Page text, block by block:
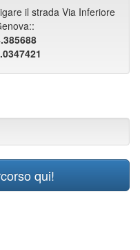
il strada Via Inferiore
qui!